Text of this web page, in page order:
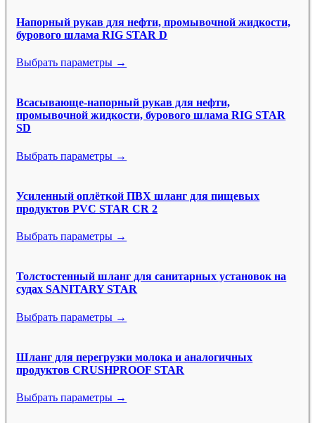
Напорный рукав для нефти, промывочной жидкости,
бурового шлама RIG STAR D
Выбрать параметры →
Всасывающе-напорный рукав для нефти,
промывочной жидкости, бурового шлама RIG STAR
SD
Выбрать параметры →
Усиленный оплёткой ПВХ шланг для пищевых
продуктов PVC STAR CR 2
Выбрать параметры →
Толстостенный шланг для санитарных установок на
судах SANITARY STAR
Выбрать параметры →
Шланг для перегрузки молока и аналогичных
продуктов CRUSHPROOF STAR
Выбрать параметры →